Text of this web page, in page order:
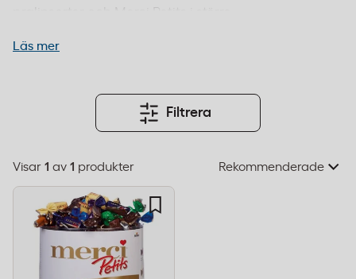
pralinsorter och Merci Petits i större
choklad är ett populärt val inom hotell- och
företag som vill göra ett gott intryck. Beställ före
14:00 för leverans inom 1–2 dagar och fri frakt från
Läs mer
Filtrera
Visar 1 av 1 produkter
Välj
sorteringsordning